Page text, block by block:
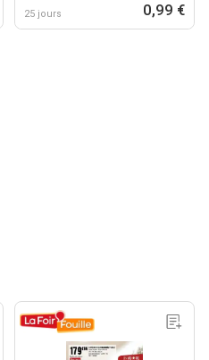
25 jours 0,99 €